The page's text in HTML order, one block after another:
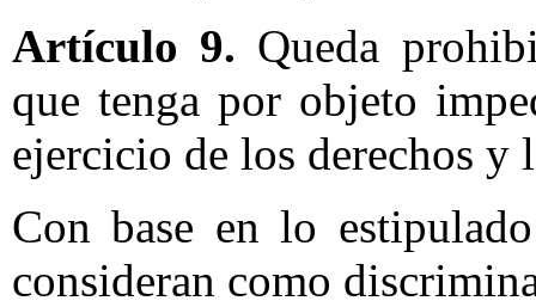
Artículo 9. Queda
que tenga por objeto
ejercicio de los derechos y
Con base en lo
consideran como